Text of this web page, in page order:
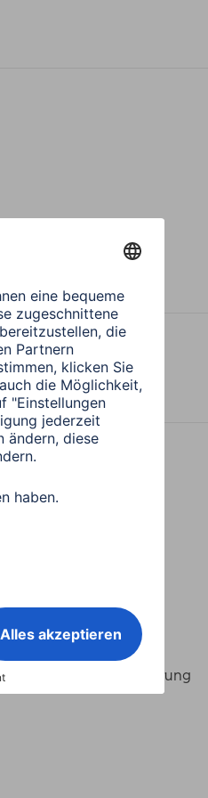
Barrierefreiheitserklärung